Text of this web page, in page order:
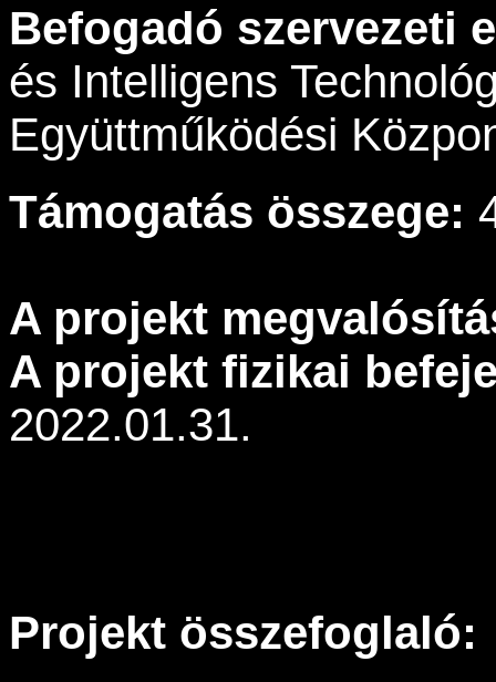
Befogadó szervezeti
és Intelligens
Együttműködési
Támogatás összege:
A projekt
A projekt fizikai
2022.01.31.
Projekt összefoglaló: